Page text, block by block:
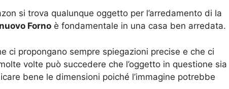
si trova qualunque oggetto per l’arredamento di la
nuovo Forno è fondamentale in una casa ben arredata.
ci propongano sempre spiegazioni precise e che ci
volte può succedere che l’oggetto in questione sia
bene le dimensioni poiché l’immagine potrebbe